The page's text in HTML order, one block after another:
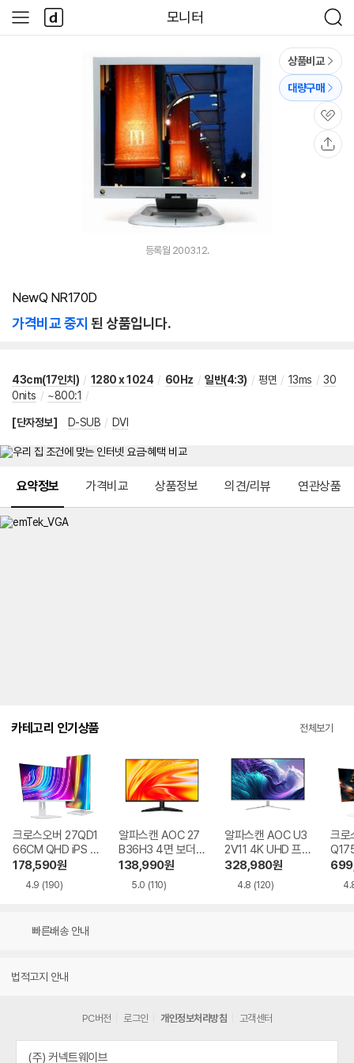
모니터
검
색
사
이
다
나
와
상품비교
대량구매
관
심
등록월 2003.12.
NewQ NR170D
가격비교 중지 된 상품입니다.
43cm(17인치) / 1280 x 1024 / 60Hz / 일반(4:3) / 평면 / 13ms / 30
0nits / ~800:1 /
[단자정보] D-SUB / DVI
요약정보 가격비교 상품정보 의견/리뷰 연관상품
카테고리 인기상품 전체보기
크로스오버 27QD1
66CM QHD iPS U
SB-C 화이트 Ai 멀
티스탠드
178,590원
4.9 (190)
알파스캔 AOC 27
B36H3 4면 보더리
스 IPS 120 시력보
호 무결점
138,990원
5.0 (110)
알파스캔 AOC U3
2V11 4K UHD 프리
싱크 HDR 시력보호
무결점
328,980원
4.8 (120)
크로
Ai
빠른배송 안내
법적고지 안내
PC버전 로그인 개인정보처리방침 고객센터
(주) 커넥트웨이브